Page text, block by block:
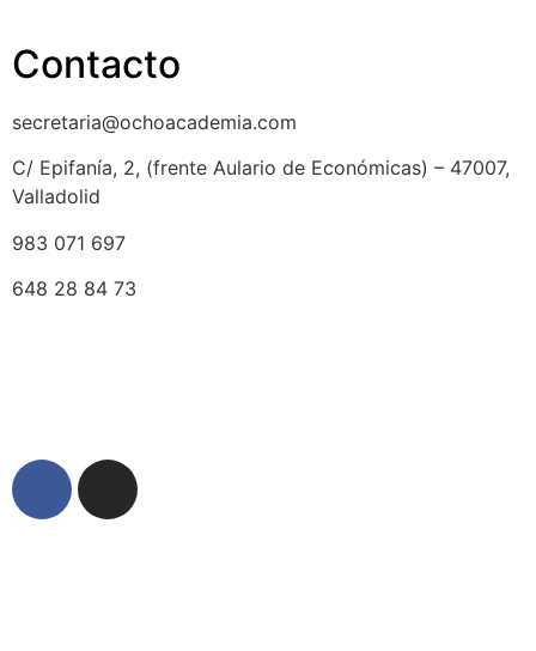
Contacto
secretaria@ochoacademia.com
C/ Epifanía, 2, (frente Aulario de Económicas) – 47007,
Valladolid
983 071 697
648 28 84 73